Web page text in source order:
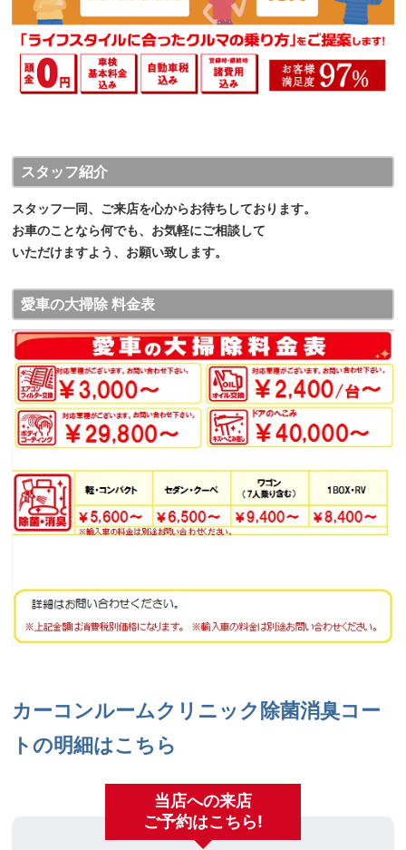
スタッフ紹介
スタッフ一同、ご来店を心からお待ちしております。
お車のことなら何でも、お気軽にご相談して
いただけますよう、お願い致します。
愛車の大掃除 料金表
カーコンルームクリニック除菌消臭コー
トの明細はこちら
当店への来店
ご予約はこちら!